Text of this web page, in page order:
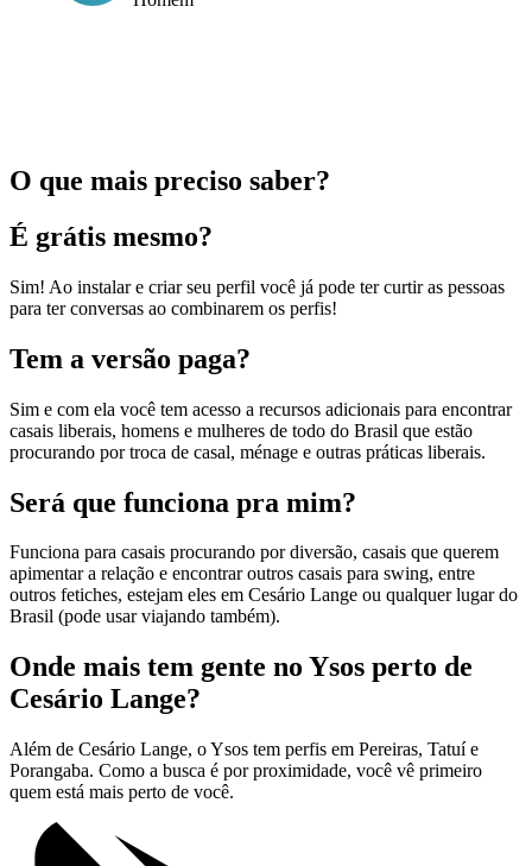
O que mais preciso saber?
É grátis mesmo?
Sim! Ao instalar e criar seu perfil você já pode ter curtir as pessoas
para ter conversas ao combinarem os perfis!
Tem a versão paga?
Sim e com ela você tem acesso a recursos adicionais para encontrar
casais liberais, homens e mulheres de todo do Brasil que estão
procurando por troca de casal, ménage e outras práticas liberais.
Será que funciona pra mim?
Funciona para casais procurando por diversão, casais que querem
apimentar a relação e encontrar outros casais para swing, entre
outros fetiches, estejam eles em Cesário Lange ou qualquer lugar do
Brasil (pode usar viajando também).
Onde mais tem gente no Ysos perto de
Cesário Lange?
Além de Cesário Lange, o Ysos tem perfis em Pereiras, Tatuí e
Porangaba. Como a busca é por proximidade, você vê primeiro
quem está mais perto de você.